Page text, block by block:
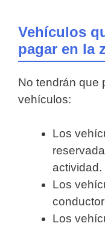
Vehículos
pagar en la
No tendrán que
vehículos:
Los
actividad.
Los
Los